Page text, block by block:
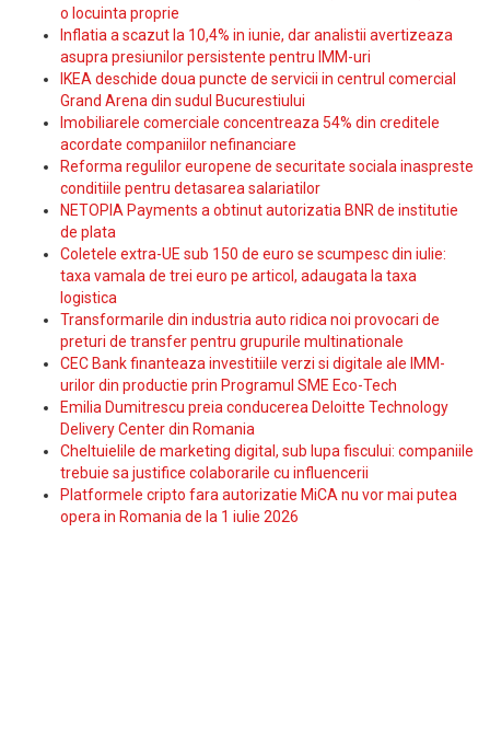
o locuinta proprie
Inflatia a scazut la 10,4% in iunie, dar analistii avertizeaza
asupra presiunilor persistente pentru IMM-uri
IKEA deschide doua puncte de servicii in centrul comercial
Grand Arena din sudul Bucurestiului
Imobiliarele comerciale concentreaza 54% din creditele
acordate companiilor nefinanciare
Reforma regulilor europene de securitate sociala inaspreste
conditiile pentru detasarea salariatilor
NETOPIA Payments a obtinut autorizatia BNR de institutie
de plata
Coletele extra-UE sub 150 de euro se scumpesc din iulie:
taxa vamala de trei euro pe articol, adaugata la taxa
logistica
Transformarile din industria auto ridica noi provocari de
preturi de transfer pentru grupurile multinationale
CEC Bank finanteaza investitiile verzi si digitale ale IMM-
urilor din productie prin Programul SME Eco-Tech
Emilia Dumitrescu preia conducerea Deloitte Technology
Delivery Center din Romania
Cheltuielile de marketing digital, sub lupa fiscului: companiile
trebuie sa justifice colaborarile cu influencerii
Platformele cripto fara autorizatie MiCA nu vor mai putea
opera in Romania de la 1 iulie 2026